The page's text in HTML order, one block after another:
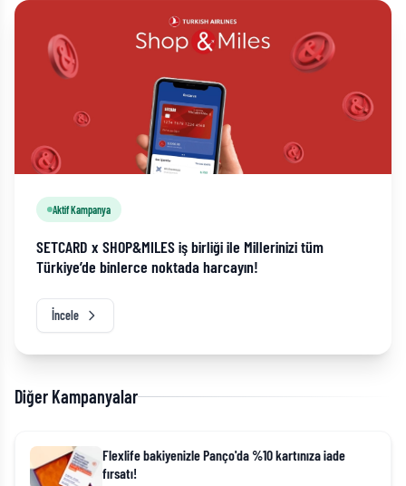
Aktif Kampanya
SETCARD x SHOP&MILES iş birliği ile Millerinizi tüm
Türkiye’de binlerce noktada harcayın!
İncele
Diğer Kampanyalar
Flexlife bakiyenizle Panço'da %10 kartınıza iade
fırsatı!